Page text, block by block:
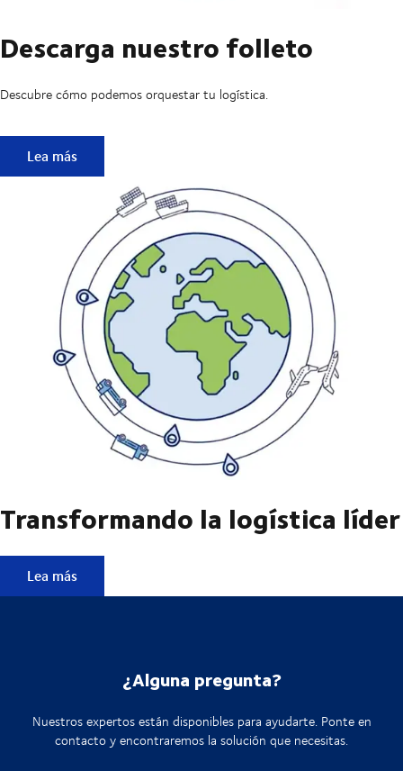
Descarga nuestro folleto
Descubre cómo podemos orquestar tu logística.
Descarga nuestro folleto
Lea más
Transformando la logística líder
Transformando la logística líder
Lea más
¿Alguna pregunta?
Nuestros expertos están disponibles para ayudarte. Ponte en
contacto y encontraremos la solución que necesitas.